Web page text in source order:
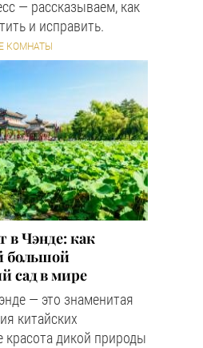
— рассказываем, как
и исправить.
КОМНАТЫ
в Чэнде: как
большой
сад в мире
— это знаменитая
китайских
красота дикой природы